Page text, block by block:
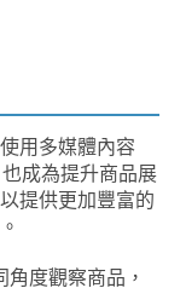
用多媒體內容
也成為提升商品展
提供更加豐富的
度觀察商品，